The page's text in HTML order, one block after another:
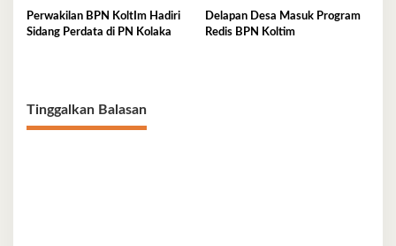
Perwakilan BPN KoltIm Hadiri
Sidang Perdata di PN Kolaka
Delapan Desa Masuk Program
Redis BPN Koltim
Tinggalkan Balasan